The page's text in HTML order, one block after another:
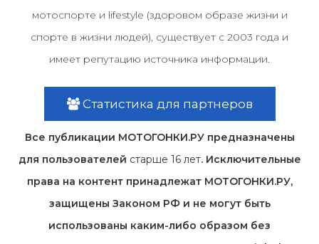
мотоспорте и lifestyle (здоровом образе жизни и
спорте в жизни людей), существует с 2003 года и
имеет репутацию источника информации.
Статистика для партнеров
Все публикации МОТОГОНКИ.РУ предназначены
для пользователей старше 16 лет. Исключительные
права на контент принадлежат МОТОГОНКИ.РУ,
защищены Законом РФ и не могут быть
использованы каким-либо образом без